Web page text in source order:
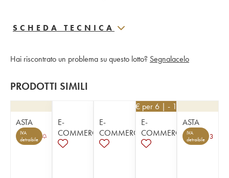
SCHEDA TECNICA
Hai riscontrato un problema su questo lotto? Segnalacelo
PRODOTTI SIMILI
ASTA
IVA
detraibile
E-
COMMERCE
E-
COMMERCE
€ per 6 | - 10%
E-
COMMERCE
ASTA
IVA
detraibile
3